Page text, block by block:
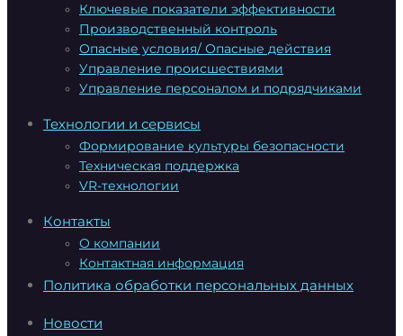
Ключевые показатели эффективности
Производственный контроль
Опасные условия/ Опасные действия
Управление происшествиями
Управление персоналом и подрядчиками
Технологии и сервисы
Формирование культуры безопасности
Техническая поддержка
VR-технологии
Контакты
О компании
Контактная информация
Политика обработки персональных данных
Новости